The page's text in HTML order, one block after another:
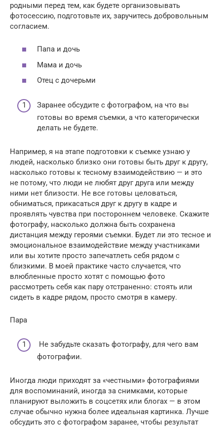
родными перед тем, как будете организовывать
фотосессию, подготовьте их, заручитесь добровольным
согласием.
Папа и дочь
Мама и дочь
Отец с дочерьми
Заранее обсудите с фотографом, на что вы
готовы во время съемки, а что категорически
делать не будете.
Например, я на этапе подготовки к съемке узнаю у
людей, насколько близко они готовы быть друг к другу,
насколько готовы к тесному взаимодействию — и это
не потому, что люди не любят друг друга или между
ними нет близости. Не все готовы целоваться,
обниматься, прикасаться друг к другу в кадре и
проявлять чувства при постороннем человеке. Скажите
фотографу, насколько должна быть сохранена
дистанция между героями съемки. Будет ли это тесное и
эмоциональное взаимодействие между участниками
или вы хотите просто запечатлеть себя рядом с
близкими. В моей практике часто случается, что
влюбленные просто хотят с помощью фото
рассмотреть себя как пару отстраненно: стоять или
сидеть в кадре рядом, просто смотря в камеру.
Пара
Не забудьте сказать фотографу, для чего вам
фотографии.
Иногда люди приходят за «честными» фотографиями
для воспоминаний, иногда за снимками, которые
планируют выложить в соцсетях или блогах — в этом
случае обычно нужна более идеальная картинка. Лучше
обсудить это с фотографом заранее, чтобы результат